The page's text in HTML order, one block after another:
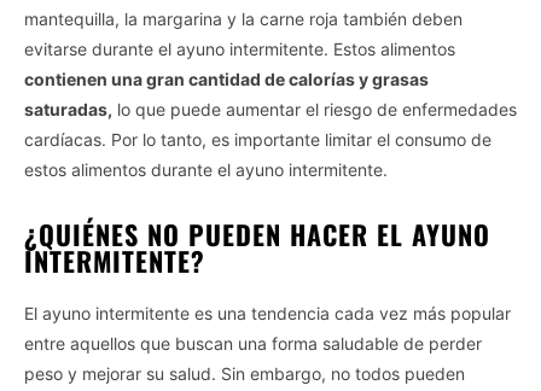
mantequilla, la margarina y la carne roja también deben
evitarse durante el ayuno intermitente. Estos alimentos
contienen una gran cantidad de calorías y grasas
saturadas, lo que puede aumentar el riesgo de enfermedades
cardíacas. Por lo tanto, es importante limitar el consumo de
estos alimentos durante el ayuno intermitente.
¿QUIÉNES NO PUEDEN HACER EL AYUNO
INTERMITENTE?
El ayuno intermitente es una tendencia cada vez más popular
entre aquellos que buscan una forma saludable de perder
peso y mejorar su salud. Sin embargo, no todos pueden